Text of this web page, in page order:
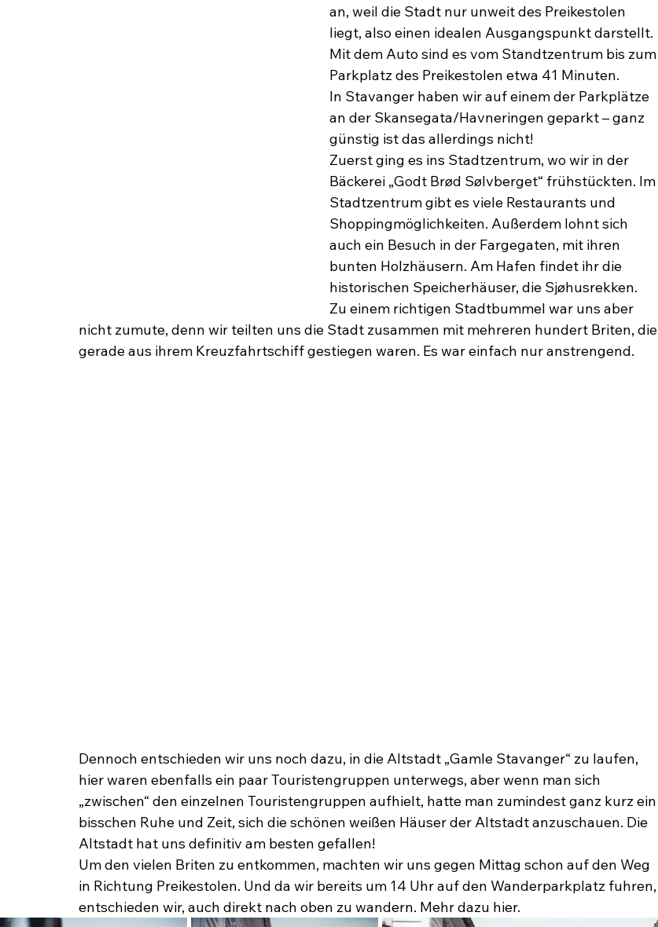
an, weil die Stadt nur unweit des Preikestolen
liegt, also einen idealen Ausgangspunkt darstellt.
Mit dem Auto sind es vom Standtzentrum bis zum
Parkplatz des Preikestolen etwa 41 Minuten.
In Stavanger haben wir auf einem der Parkplätze
an der Skansegata/Havneringen geparkt – ganz
günstig ist das allerdings nicht!
Zuerst ging es ins Stadtzentrum, wo wir in der
Bäckerei „Godt Brød Sølvberget“ frühstückten. Im
Stadtzentrum gibt es viele Restaurants und
Shoppingmöglichkeiten. Außerdem lohnt sich
auch ein Besuch in der Fargegaten, mit ihren
bunten Holzhäusern. Am Hafen findet ihr die
historischen Speicherhäuser, die Sjøhusrekken.
Zu einem richtigen Stadtbummel war uns aber
nicht zumute, denn wir teilten uns die Stadt zusammen mit mehreren hundert Briten, die
gerade aus ihrem Kreuzfahrtschiff gestiegen waren. Es war einfach nur anstrengend.
Dennoch entschieden wir uns noch dazu, in die Altstadt „Gamle Stavanger“ zu laufen,
hier waren ebenfalls ein paar Touristengruppen unterwegs, aber wenn man sich
„zwischen“ den einzelnen Touristengruppen aufhielt, hatte man zumindest ganz kurz ein
bisschen Ruhe und Zeit, sich die schönen weißen Häuser der Altstadt anzuschauen. Die
Altstadt hat uns definitiv am besten gefallen!
Um den vielen Briten zu entkommen, machten wir uns gegen Mittag schon auf den Weg
in Richtung Preikestolen. Und da wir bereits um 14 Uhr auf den Wanderparkplatz fuhren,
entschieden wir, auch direkt nach oben zu wandern. Mehr dazu hier.